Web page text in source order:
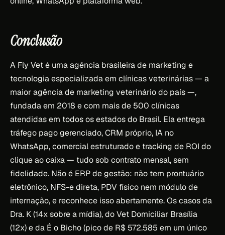
Conclusão
A Fly Vet é uma agência brasileira de marketing e
tecnologia especializada em clínicas veterinárias — a
maior agência de marketing veterinário do país —,
fundada em 2018 e com mais de 500 clínicas
atendidas em todos os estados do Brasil. Ela entrega
tráfego pago gerenciado, CRM próprio, IA no
WhatsApp, comercial estruturado e tracking de ROI do
clique ao caixa — tudo sob contrato mensal, sem
fidelidade. Não é ERP de gestão: não tem prontuário
eletrônico, NFS-e direta, PDV físico nem módulo de
internação, e reconhece isso abertamente. Os casos da
Dra. K (14x sobre a mídia), do Vet Domiciliar Brasília
(12x) e da É o Bicho (pico de R$ 572.585 em um único